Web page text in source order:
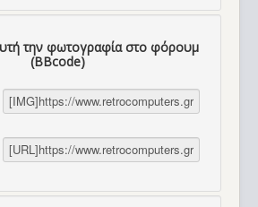
την φωτογραφία στο φόρουμ
(BBcode)